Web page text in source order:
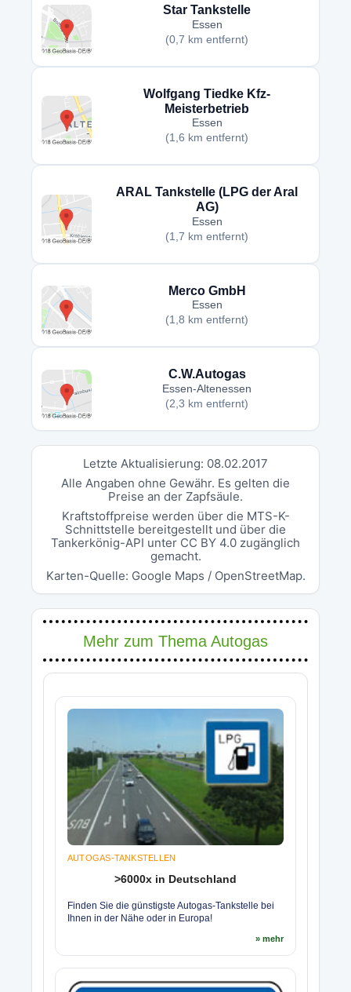
Star Tankstelle
Essen
(0,7 km entfernt)
Wolfgang Tiedke Kfz-
Meisterbetrieb
Essen
(1,6 km entfernt)
ARAL Tankstelle (LPG der Aral
AG)
Essen
(1,7 km entfernt)
Merco GmbH
Essen
(1,8 km entfernt)
C.W.Autogas
Essen-Altenessen
(2,3 km entfernt)
Letzte Aktualisierung: 08.02.2017
Alle Angaben ohne Gewähr. Es gelten die
Preise an der Zapfsäule.
Kraftstoffpreise werden über die MTS-K-
Schnittstelle bereitgestellt und über die
Tankerkönig-API unter CC BY 4.0 zugänglich
gemacht.
Karten-Quelle: Google Maps / OpenStreetMap.
Mehr zum Thema Autogas
AUTOGAS-TANKSTELLEN
>6000x in Deutschland
Finden Sie die günstigste Autogas-Tankstelle bei
Ihnen in der Nähe oder in Europa!
» mehr